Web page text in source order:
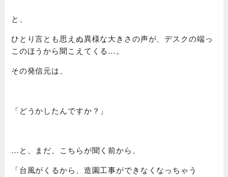
と、
ひとり言とも思えぬ異様な大きさの声が、デスクの端っ
このほうから聞こえてくる…。
その発信元は、
「どうかしたんですか？」
…と、まだ、こちらが聞く前から、
「台風がくるから、造園工事ができなくなっちゃう